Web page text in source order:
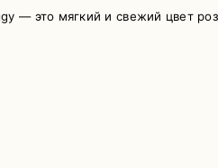
— это мягкий и свежий цвет